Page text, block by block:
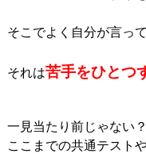
そこでよく自分が言っ
それは苦手をひとつ
一見当たり前じゃない
ここまでの共通テスト